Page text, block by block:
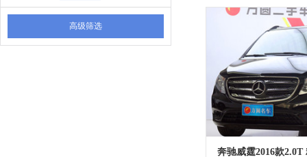
高级筛选
一口
奔驰威霆2016款2.0T